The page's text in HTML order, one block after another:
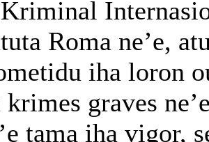
Roma ne’e,
iha loron
graves
tama iha vigor,